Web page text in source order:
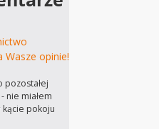
Wasze opinie!
nie miałem
kącie pokoju